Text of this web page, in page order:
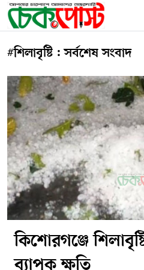
#শিলাবৃষ্টি : সর্বশেষ সংবাদ
কিশোরগঞ্জে
ব্যাপক ক্ষতি